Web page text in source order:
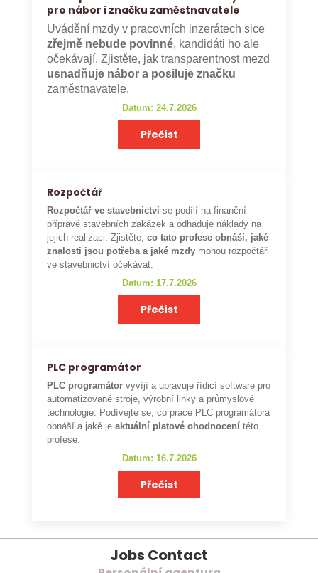
pro nábor i značku zaměstnavatele
Uvádění mzdy v pracovních inzerátech sice
zřejmě nebude povinné, kandidáti ho ale
očekávají. Zjistěte, jak transparentnost mezd
usnadňuje nábor a posiluje značku
zaměstnavatele.
Datum: 24.7.2026
Přečíst
Rozpočtář
Rozpočtář ve stavebnictví se podílí na finanční
přípravě stavebních zakázek a odhaduje náklady na
jejich realizaci. Zjistěte,co tato profese obnáší, jaké
znalosti jsou potřeba a jaké mzdy mohou rozpočtáři
ve stavebnictví očekávat.
Datum: 17.7.2026
Přečíst
PLC programátor
PLC programátor vyvíjí a upravuje řídicí software pro
automatizované stroje, výrobní linky a průmyslové
technologie. Podívejte se, co práce PLC programátora
obnáší a jaké je aktuální platové ohodnocení této
profese.
Datum: 16.7.2026
Přečíst
Jobs Contact